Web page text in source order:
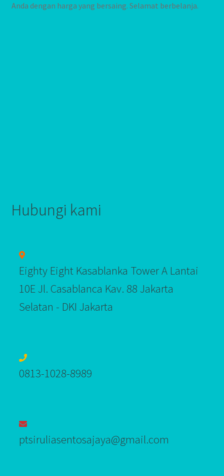
Anda dengan harga yang bersaing. Selamat berbelanja.
Hubungi kami
Eighty Eight Kasablanka Tower A Lantai
10E Jl. Casablanca Kav. 88 Jakarta
Selatan - DKI Jakarta
0813-1028-8989‬
ptsiruliasentosajaya@gmail.com